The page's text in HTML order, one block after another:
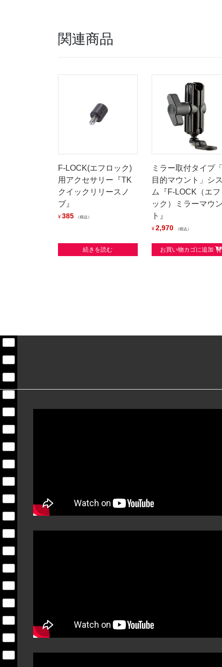
関連商品
F-LOCK(エフロック)
用アクセサリー『TK
クイックリリースノ
ブ』
¥385 税込
続きを読む
ミラー取付タイプ
目的マウント」シ
ム『F-LOCK（エフ
ック）ミラーマウ
ト』
¥ 2,970 税込
お買い物カゴに追加